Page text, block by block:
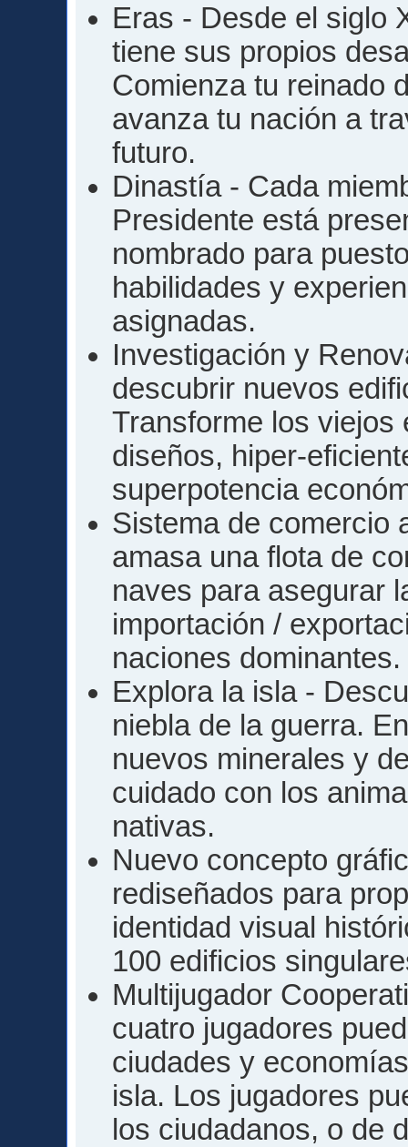
Eras - Desde el siglo
tiene sus propios
Comienza tu reinado
avanza tu nación a
futuro.
Dinastía - Cada
Presidente está
nombrado para
habilidades y
asignadas.
Investigación y
descubrir nuevos
Transforme los viejos
diseños, hiper-
superpotencia
Sistema de comercio
amasa una flota de
naves para asegurar
importación /
naciones dominantes.
Explora la isla -
niebla de la guerra.
nuevos minerales y
cuidado con los
nativas.
Nuevo concepto
rediseñados para
identidad visual
100 edificios
Multijugador
cuatro jugadores
ciudades y
isla. Los jugadores
los ciudadanos, o de